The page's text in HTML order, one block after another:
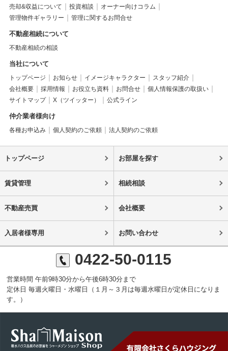
売却&収益について
投資相談
オーナー向けコラム
管理物件ギャラリー
管理に関するお問合せ
不動産相続について
不動産相続の相談
当社について
トップページ お知らせ イメージキャラクター
スタッフ紹介
会社概要
採用情報 お役立ち資料 お問合せ
個人情報保護の取扱い
サイトマップ
X（ツイッター） 公式ライン
仲介業者様向け
各種お申込み 個人契約のご依頼 法人契約のご依頼
トップページ お部屋を探す
賃貸管理 相続相談
不動産売買 会社概要
入居者様専用 お問い合わせ
0422-50-0115
営業時間 午前9時30分から午後6時30分まで
定休日 毎週火曜日・水曜日（１月～３月は毎週水曜日が定休日になりま
す。）